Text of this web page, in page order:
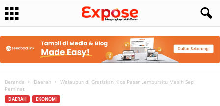
Beranda Daerah
Walaupun di Gratiskan Kios Pasar Lembursitu Masih Sepi
Peminat
DAERAH EKONOMI